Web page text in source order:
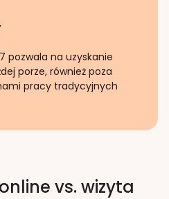
pozwala na uzyskanie
porze, również poza
pracy tradycyjnych
vs. wizyta